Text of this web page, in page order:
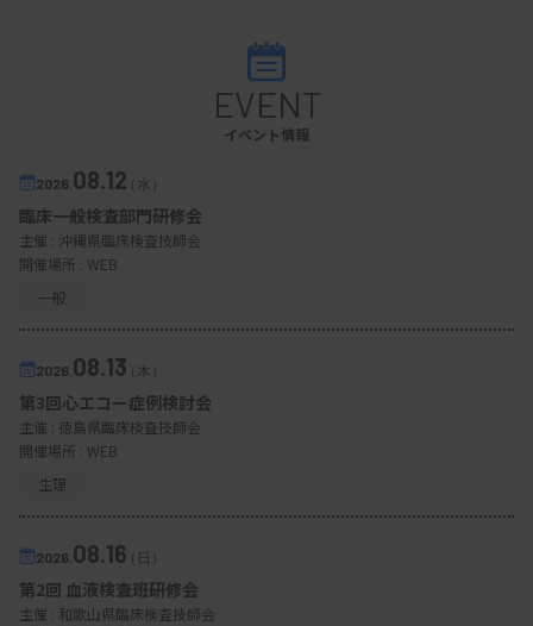
EVENT
イベント情報
2026. 08.12（水）
臨床一般検査部門研修会
主催 : 沖縄県臨床検査技師会
開催場所 : WEB
一般
2026. 08.13（木）
第3回心エコー症例検討会
主催 : 徳島県臨床検査技師会
開催場所 : WEB
生理
2026. 08.16（日）
第2回 血液検査班研修会
主催 : 和歌山県臨床検査技師会